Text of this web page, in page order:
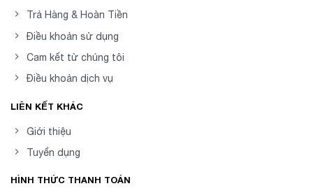
Trả Hàng & Hoàn Tiền
Điều khoản sử dụng
Cam kết từ chúng tôi
Điều khoản dịch vụ
LIÊN KẾT KHÁC
Giới thiệu
Tuyển dụng
HÌNH THỨC THANH TOÁN